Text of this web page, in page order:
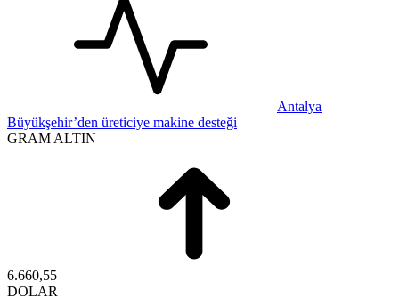
Antalya
Büyükşehir’den üreticiye makine desteği
GRAM ALTIN
6.660,55
DOLAR